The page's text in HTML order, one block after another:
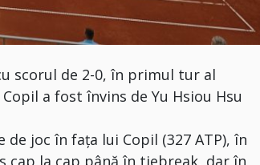
scorul de 2-0, în primul tur al
a fost învins de Yu Hsiou Hsu
joc în faţa lui Copil (327 ATP), în